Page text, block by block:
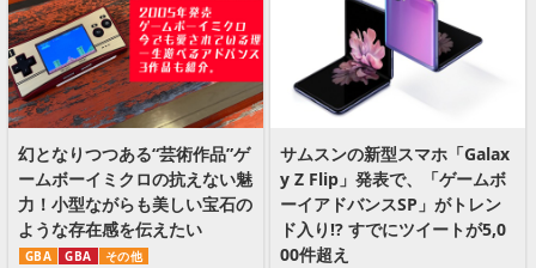
幻となりつつある“芸術作品”ゲ
ームボーイミクロの抗えない魅
力！小型ながらも美しい宝石の
ような存在感を伝えたい
GBA GBA その他
サムスンの新型スマホ「Galax
y Z Flip」発表で、「ゲームボ
ーイアドバンスSP」がトレン
ド入り!? すでにツイートが5,0
00件超え